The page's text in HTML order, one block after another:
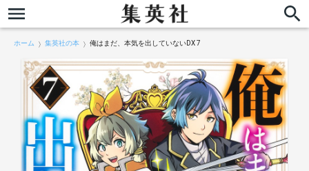
ホーム 集英社の本 俺はまだ、本気を出していないDX 7